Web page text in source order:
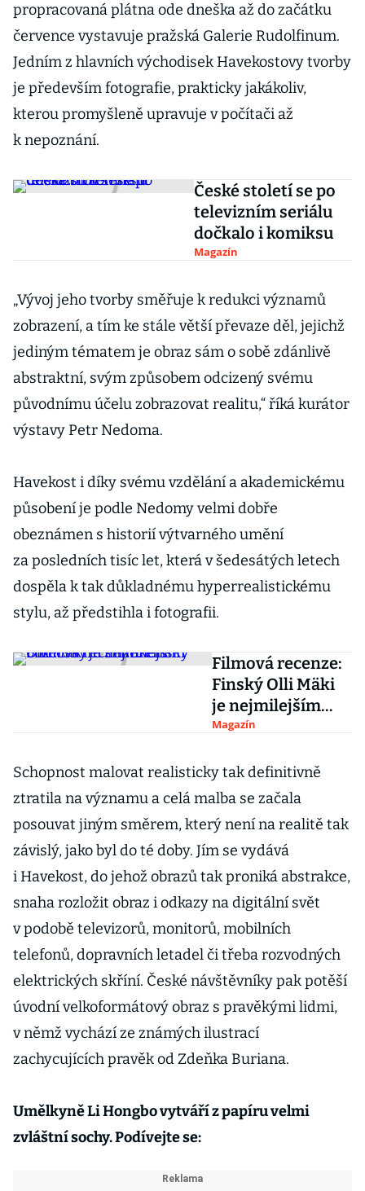
propracovaná plátna ode dneška až do začátku
července vystavuje pražská Galerie Rudolfinum.
Jedním z hlavních východisek Havekostovy tvorby
je především fotografie, prakticky jakákoliv,
kterou promyšleně upravuje v počítači až
k nepoznání.
České století se po
televizním seriálu
dočkalo i komiksu
Magazín
„Vývoj jeho tvorby směřuje k redukci významů
zobrazení, a tím ke stále větší převaze děl, jejichž
jediným tématem je obraz sám o sobě zdánlivě
abstraktní, svým způsobem odcizený svému
původnímu účelu zobrazovat realitu,“ říká kurátor
výstavy Petr Nedoma.
Havekost i díky svému vzdělání a akademickému
působení je podle Nedomy velmi dobře
obeznámen s historií výtvarného umění
za posledních tisíc let, která v šedesátých letech
dospěla k tak důkladnému hyperrealistickému
stylu, až předstihla i fotografii.
Filmová recenze:
Finský Olli Mäki
je nejmilejším
boxerským
Magazín
Schopnost malovat realisticky tak definitivně
ztratila na významu a celá malba se začala
posouvat jiným směrem, který není na realitě tak
závislý, jako byl do té doby. Jím se vydává
i Havekost, do jehož obrazů tak proniká abstrakce,
snaha rozložit obraz i odkazy na digitální svět
v podobě televizorů, monitorů, mobilních
telefonů, dopravních letadel či třeba rozvodných
elektrických skříní. České návštěvníky pak potěší
úvodní velkoformátový obraz s pravěkými lidmi,
v němž vychází ze známých ilustrací
zachycujících pravěk od Zdeňka Buriana.
Umělkyně Li Hongbo vytváří z papíru velmi
zvláštní sochy. Podívejte se: